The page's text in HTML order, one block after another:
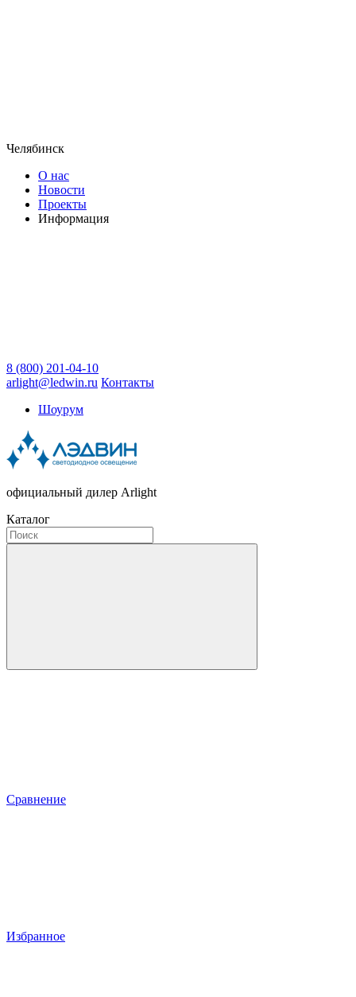
Челябинск
О нас
Новости
Проекты
Информация
8 (800) 201-04-10
arlight@ledwin.ru Контакты
Шоурум
официальный дилер Arlight
Каталог
Сравнение
Избранное